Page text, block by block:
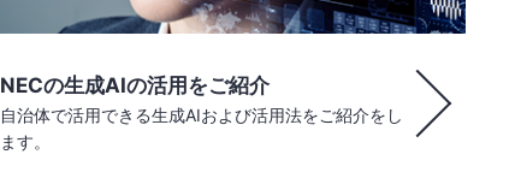
石川県様 - GPRIME文書管理システムを導入
電子決裁100％を実現。
直感的な仕組みと意識改革がつないだ変革